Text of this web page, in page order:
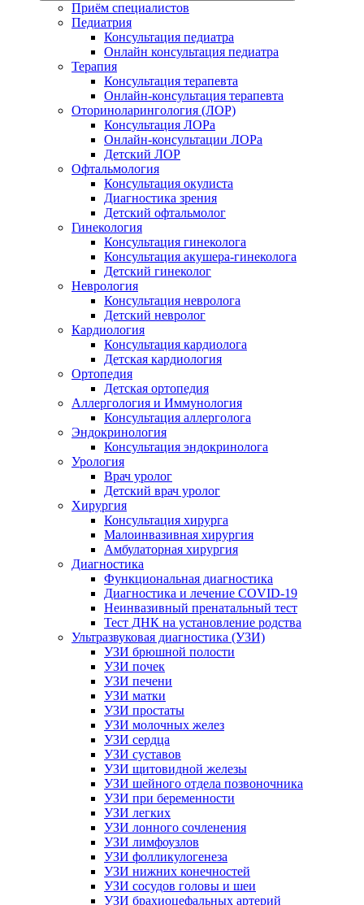
Приём специалистов
Педиатрия
Консультация педиатра
Онлайн консультация педиатра
Терапия
Консультация терапевта
Онлайн-консультация терапевта
Оториноларингология (ЛОР)
Консультация ЛОРа
Онлайн-консультации ЛОРа
Детский ЛОР
Офтальмология
Консультация окулиста
Диагностика зрения
Детский офтальмолог
Гинекология
Консультация гинеколога
Консультация акушера-гинеколога
Детский гинеколог
Неврология
Консультация невролога
Детский невролог
Кардиология
Консультация кардиолога
Детская кардиология
Ортопедия
Детская ортопедия
Аллергология и Иммунология
Консультация аллерголога
Эндокринология
Консультация эндокринолога
Урология
Врач уролог
Детский врач уролог
Хирургия
Консультация хирурга
Малоинвазивная хирургия
Амбулаторная хирургия
Диагностика
Функциональная диагностика
Диагностика и лечение COVID-19
Неинвазивный пренатальный тест
Тест ДНК на установление родства
Ультразвуковая диагностика (УЗИ)
УЗИ брюшной полости
УЗИ почек
УЗИ печени
УЗИ матки
УЗИ простаты
УЗИ молочных желез
УЗИ сердца
УЗИ суставов
УЗИ щитовидной железы
УЗИ шейного отдела позвоночника
УЗИ при беременности
УЗИ легких
УЗИ лонного сочленения
УЗИ лимфоузлов
УЗИ фолликулогенеза
УЗИ нижних конечностей
УЗИ сосудов головы и шеи
УЗИ брахиоцефальных артерий